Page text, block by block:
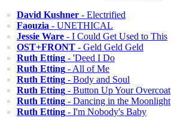
David Kushner - Electrified
Faouzia - UNETHICAL
Jessie Ware - I Could Get Used to This
OST+FRONT - Geld Geld Geld
Ruth Etting - 'Deed I Do
Ruth Etting - All of Me
Ruth Etting - Body and Soul
Ruth Etting - Button Up Your Overcoat
Ruth Etting - Dancing in the Moonlight
Ruth Etting - I'm Nobody's Baby